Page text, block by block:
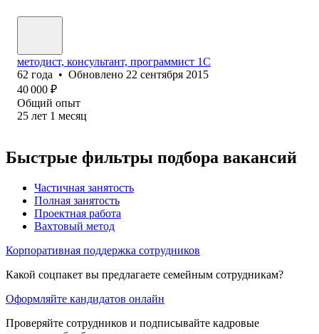
методист, консультант, программист 1С
62 года • Обновлено 22 сентября 2015
40 000 ₽
Общий опыт
25 лет 1 месяц
Быстрые фильтры подбора вакансий
Частичная занятость
Полная занятость
Проектная работа
Вахтовый метод
Корпоративная поддержка сотрудников
Какой соцпакет вы предлагаете семейным сотрудникам?
Оформляйте кандидатов онлайн
Проверяйте сотрудников и подписывайте кадровые